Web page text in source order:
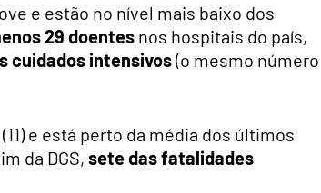
e estão no nível mais baixo dos
29 doentes nos hospitais do país,
cuidados intensivos(o mesmo número
e está perto da média dos últimos
da DGS, sete das fatalidades